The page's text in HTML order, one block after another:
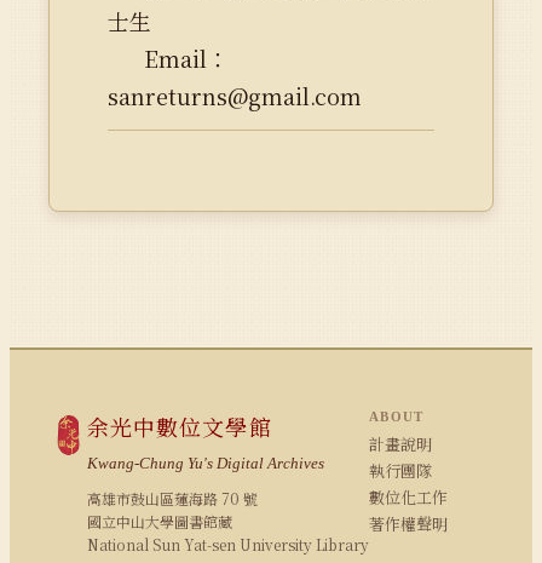
士生
Email：
sanreturns@gmail.com
余光中數位文學館
Kwang-Chung Yu's Digital Archives
高雄市鼓山區蓮海路 70 號
國立中山大學圖書館藏
National Sun Yat-sen University Library
ABOUT
計畫說明
執行團隊
數位化工作
著作權聲明